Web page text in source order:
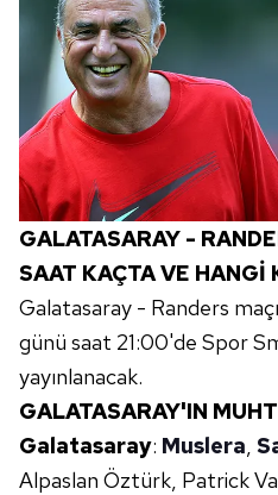
GALATASARAY -
SAAT KAÇTA VE HANGİ
Galatasaray - Randers
günü saat 21:00'de Spor
yayınlanacak.
GALATASARAY'IN
Galatasaray: Muslera,
Alpaslan Öztürk, Patrick